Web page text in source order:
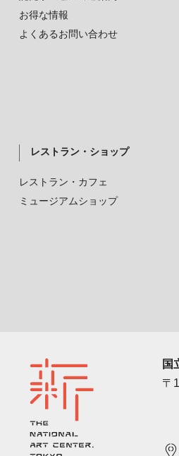
お得な情報
よくあるお問い合わせ
レストラン・ショップ
レストラン・カフェ
ミュージアムショップ
国
〒